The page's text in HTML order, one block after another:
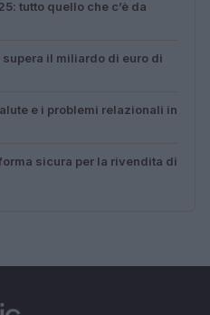
tutto quello che c’è da
il miliardo di euro di
e i problemi relazionali in
sicura per la rivendita di